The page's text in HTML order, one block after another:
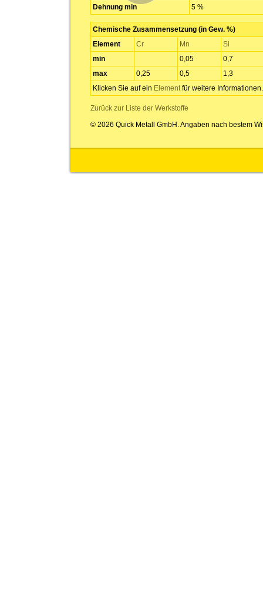
Dehnung min
5 %
Chemische Zusammensetzung (in Gew. %)
Element
Cr Mn
Si
min
0,05
0,7
max
0,25 0,5
1,3
Klicken Sie auf ein Elementfür weitere Informationen.
Zurück zur Liste der Werkstoffe
© 2026 Quick Metall GmbH. Angaben nach bestem